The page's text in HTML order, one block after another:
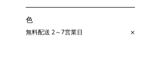
色
無料配送 2～7営業日